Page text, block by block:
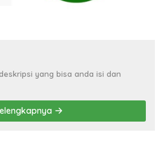
yang bisa anda isi dan